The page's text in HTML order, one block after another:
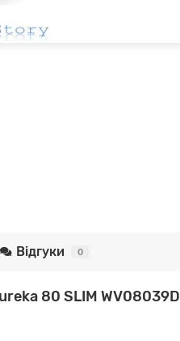
Відгуки 0
80 SLIM WV08039D